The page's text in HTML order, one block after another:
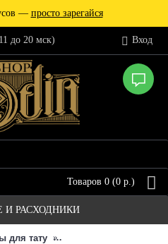
— просто зарегайся
до 20 мск) Вход
Товаров 0 (0 р.)
И РАСХОДНИКИ
для тату